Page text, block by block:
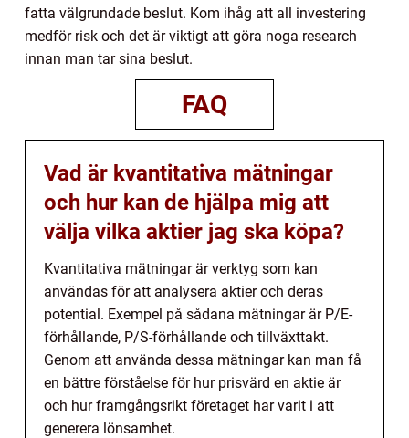
fatta välgrundade beslut. Kom ihåg att all investering
medför risk och det är viktigt att göra noga research
innan man tar sina beslut.
FAQ
Vad är kvantitativa mätningar
och hur kan de hjälpa mig att
välja vilka aktier jag ska köpa?
Kvantitativa mätningar är verktyg som kan
användas för att analysera aktier och deras
potential. Exempel på sådana mätningar är P/E-
förhållande, P/S-förhållande och tillväxttakt.
Genom att använda dessa mätningar kan man få
en bättre förståelse för hur prisvärd en aktie är
och hur framgångsrikt företaget har varit i att
generera lönsamhet.